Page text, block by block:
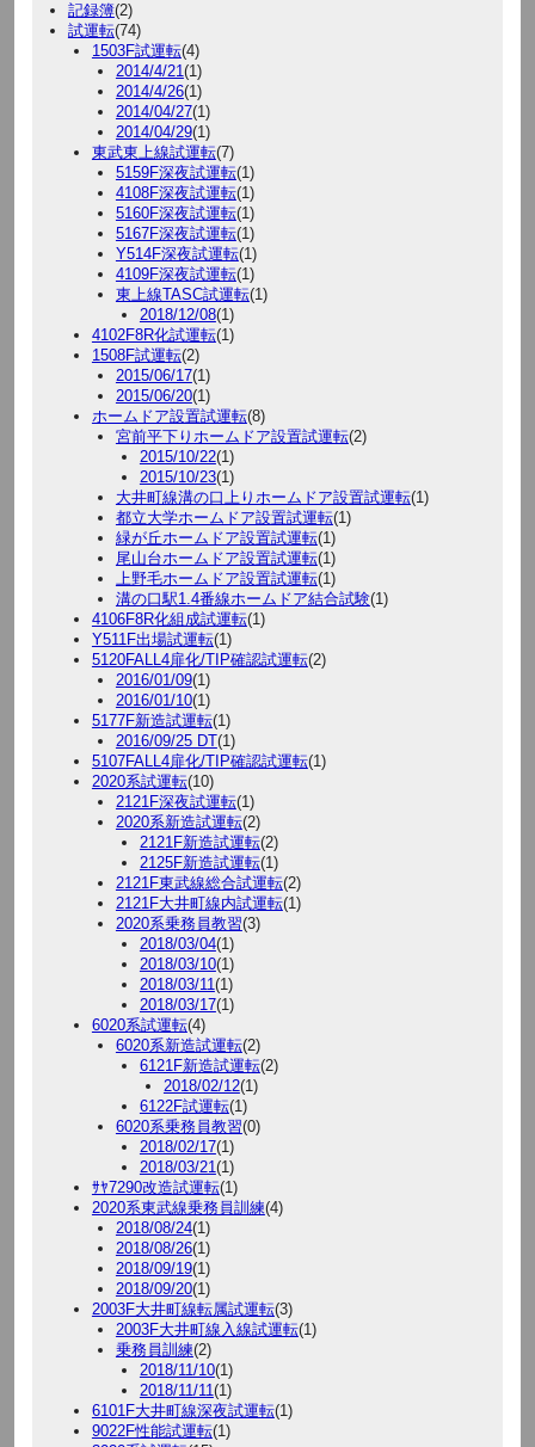
記録簿(2)
試運転(74)
1503F試運転(4)
2014/4/21(1)
2014/4/26(1)
2014/04/27(1)
2014/04/29(1)
東武東上線試運転(7)
5159F深夜試運転(1)
4108F深夜試運転(1)
5160F深夜試運転(1)
5167F深夜試運転(1)
Y514F深夜試運転(1)
4109F深夜試運転(1)
東上線TASC試運転(1)
2018/12/08(1)
4102F8R化試運転(1)
1508F試運転(2)
2015/06/17(1)
2015/06/20(1)
ホームドア設置試運転(8)
宮前平下りホームドア設置試運転(2)
2015/10/22(1)
2015/10/23(1)
大井町線溝の口上りホームドア設置試運転(1)
都立大学ホームドア設置試運転(1)
緑が丘ホームドア設置試運転(1)
尾山台ホームドア設置試運転(1)
上野毛ホームドア設置試運転(1)
溝の口駅1.4番線ホームドア結合試験(1)
4106F8R化組成試運転(1)
Y511F出場試運転(1)
5120FALL4扉化/TIP確認試運転(2)
2016/01/09(1)
2016/01/10(1)
5177F新造試運転(1)
2016/09/25 DT(1)
5107FALL4扉化/TIP確認試運転(1)
2020系試運転(10)
2121F深夜試運転(1)
2020系新造試運転(2)
2121F新造試運転(2)
2125F新造試運転(1)
2121F東武線総合試運転(2)
2121F大井町線内試運転(1)
2020系乗務員教習(3)
2018/03/04(1)
2018/03/10(1)
2018/03/11(1)
2018/03/17(1)
6020系試運転(4)
6020系新造試運転(2)
6121F新造試運転(2)
2018/02/12(1)
6122F試運転(1)
6020系乗務員教習(0)
2018/02/17(1)
2018/03/21(1)
ｻﾔ7290改造試運転(1)
2020系東武線乗務員訓練(4)
2018/08/24(1)
2018/08/26(1)
2018/09/19(1)
2018/09/20(1)
2003F大井町線転属試運転(3)
2003F大井町線入線試運転(1)
乗務員訓練(2)
2018/11/10(1)
2018/11/11(1)
6101F大井町線深夜試運転(1)
9022F性能試運転(1)